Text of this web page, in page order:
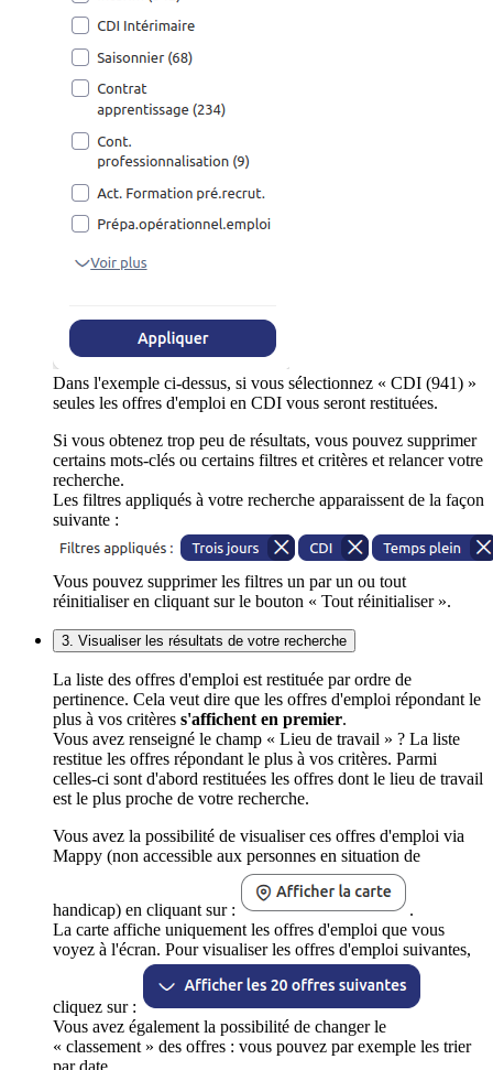
Dans l'exemple ci-dessus, si vous sélectionnez « CDI (941) »
seules les offres d'emploi en CDI vous seront restituées.
Si vous obtenez trop peu de résultats, vous pouvez supprimer
certains mots-clés ou certains filtres et critères et relancer votre
recherche.
Les filtres appliqués à votre recherche apparaissent de la façon
suivante :
Vous pouvez supprimer les filtres un par un ou tout
réinitialiser en cliquant sur le bouton « Tout réinitialiser ».
3. Visualiser les résultats de votre recherche
La liste des offres d'emploi est restituée par ordre de
pertinence. Cela veut dire que les offres d'emploi répondant le
plus à vos critères s'affichent en premier.
Vous avez renseigné le champ « Lieu de travail » ? La liste
restitue les offres répondant le plus à vos critères. Parmi
celles-ci sont d'abord restituées les offres dont le lieu de travail
est le plus proche de votre recherche.
Vous avez la possibilité de visualiser ces offres d'emploi via
Mappy (non accessible aux personnes en situation de
handicap) en cliquant sur :
.
La carte affiche uniquement les offres d'emploi que vous
voyez à l'écran. Pour visualiser les offres d'emploi suivantes,
cliquez sur :
Vous avez également la possibilité de changer le
« classement » des offres : vous pouvez par exemple les trier
par date.